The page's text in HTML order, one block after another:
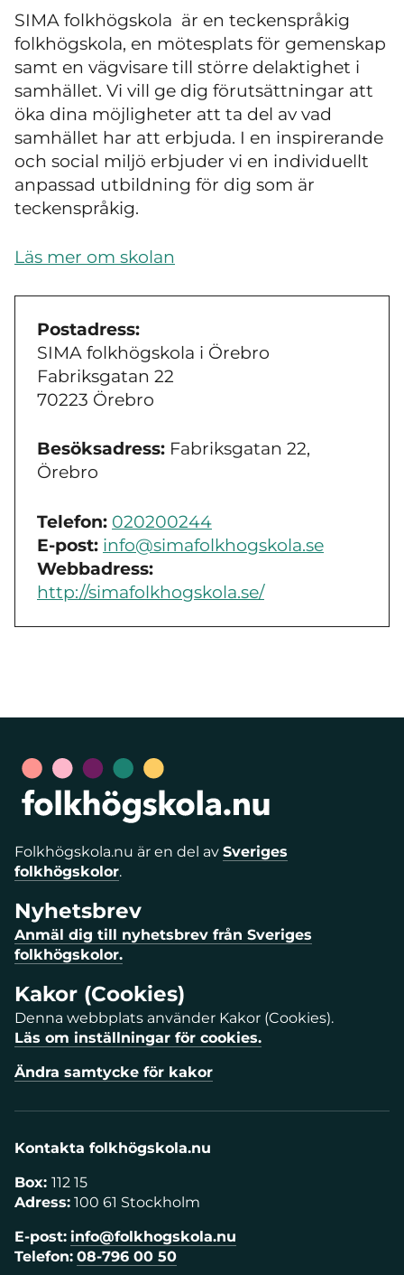
SIMA folkhögskola är en teckenspråkig
folkhögskola, en mötesplats för gemenskap
samt en vägvisare till större delaktighet i
samhället. Vi vill ge dig förutsättningar att
öka dina möjligheter att ta del av vad
samhället har att erbjuda. I en inspirerande
och social miljö erbjuder vi en individuellt
anpassad utbildning för dig som är
teckenspråkig.
Läs mer om skolan
Postadress:
SIMA folkhögskola i Örebro
Fabriksgatan 22
70223 Örebro
Besöksadress: Fabriksgatan 22,
Örebro
Telefon: 020200244
E-post: info@simafolkhogskola.se
Webbadress:
http://simafolkhogskola.se/
Folkhögskola.nu är en del av Sveriges
folkhögskolor.
Nyhetsbrev
Anmäl dig till nyhetsbrev från Sveriges
folkhögskolor.
Kakor (Cookies)
Denna webbplats använder Kakor (Cookies).
Läs om inställningar för cookies.
Ändra samtycke för kakor
Kontakta folkhögskola.nu
Box: 112 15
Adress: 100 61 Stockholm
E-post: info@folkhogskola.nu
Telefon: 08-796 00 50